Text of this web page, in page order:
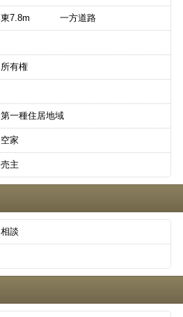
東7.8m 一方道路
所有権
第一種住居地域
空家
売主
相談